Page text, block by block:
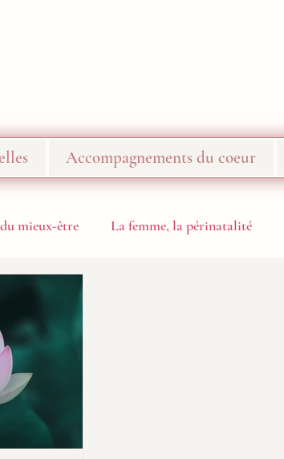
Accompagnements du coeur
mieux-être La femme, la périnatalité
Challenge 10 jours de méditation